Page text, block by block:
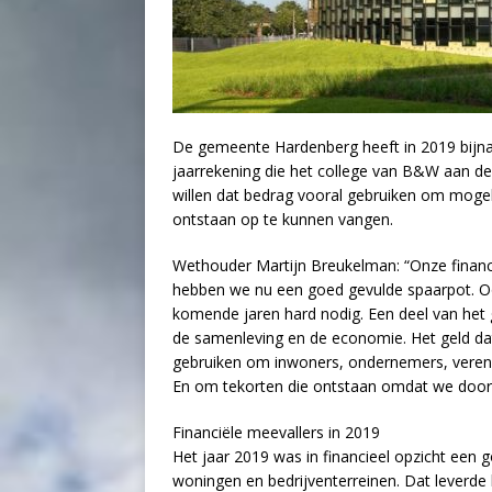
De gemeente Hardenberg heeft in 2019
jaarrekening die het college van B&W aan
willen dat bedrag vooral gebruiken om
ontstaan op te kunnen vangen.
Wethouder Martijn Breukelman: “Onze
hebben we nu een goed gevulde spaarpot.
komende jaren hard nodig. Een deel van
de samenleving en de economie. Het geld
gebruiken om inwoners, ondernemers,
En om tekorten die ontstaan omdat we
Financiële meevallers in 2019
Het jaar 2019 was in financieel opzicht een
woningen en bedrijventerreinen. Dat